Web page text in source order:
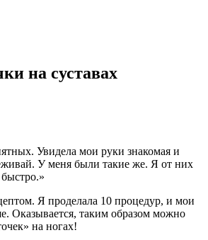
на суставах
Увидела мои руки знакомая и
У меня были такие же. Я от них
Я проделала 10 процедур, и мои
Оказывается, таким образом можно
на ногах!